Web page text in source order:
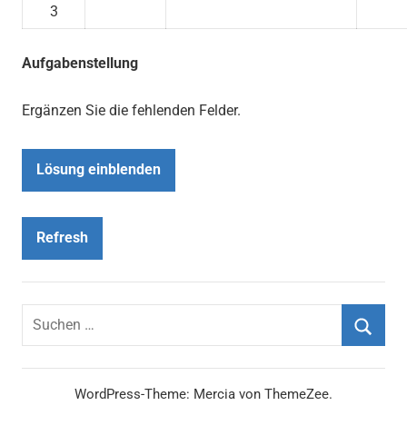
3
Aufgabenstellung
Ergänzen Sie die fehlenden Felder.
Lösung einblenden
Refresh
Suchen
nach:
WordPress-Theme: Mercia von ThemeZee.